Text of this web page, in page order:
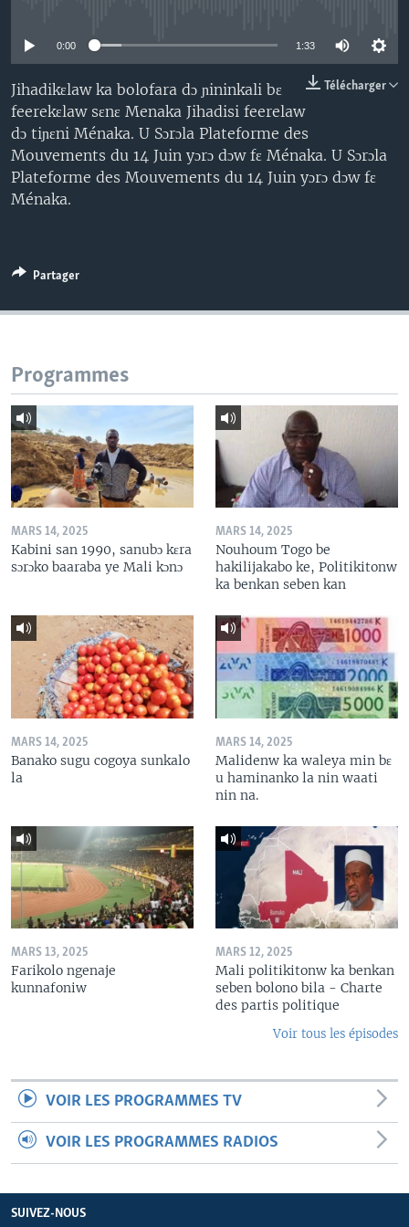
0:00 1:33
Télécharger
Jihadikɛlaw ka bolofara dɔ ɲininkali bɛ
feerekɛlaw sɛnɛ Menaka Jihadisi feerelaw
dɔ tiɲɛni Ménaka. U Sɔrɔla Plateforme des
Mouvements du 14 Juin yɔrɔ dɔw fɛ Ménaka. U Sɔrɔla
Plateforme des Mouvements du 14 Juin yɔrɔ dɔw fɛ
Ménaka.
Partager
Programmes
MARS 14, 2025
Kabini san 1990, sanubɔ kɛra
sɔrɔko baaraba ye Mali kɔnɔ
MARS 14, 2025
Nouhoum Togo be
hakilijakabo ke, Politikitonw
ka benkan seben kan
MARS 14, 2025
Banako sugu cogoya sunkalo
la
MARS 14, 2025
Malidenw ka waleya min bɛ
u haminanko la nin waati
nin na.
MARS 13, 2025
Farikolo ngenaje
kunnafoniw
MARS 12, 2025
Mali politikitonw ka benkan
seben bolono bila - Charte
des partis politique
Voir tous les épisodes
VOIR LES PROGRAMMES TV
VOIR LES PROGRAMMES RADIOS
SUIVEZ-NOUS